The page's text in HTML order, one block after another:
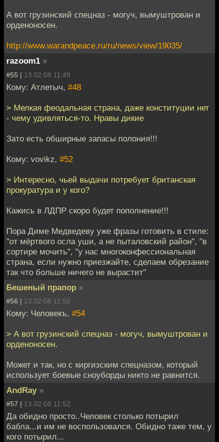
А вот грузинский спецназ - могуч, вымуштрован и
орденоносен.
http://www.warandpeace.ru/ru/news/view/19035/
razoom1 »
#55 | 13.02.08 11:49
Кому: Атлетыч, #48
> Мелкая феодальная страна, даже конституции нет
- чему удивляться-то. Нравы дикие
Зато есть обширные запасы полония!!!
Кому: vovikz, #52
> Интересно, чьей выдачи потребует британская
прокуратура и у кого?
Кажись в ЛДПР скоро будет пополнение!!!
Пора Диме Медведеву уже фразы готовить в стиле:
"от мёртвого осла уши, а не пыталовский район", "в
сортире мочить", "у нас многоконфессиональная
страна, если нужно приезжайте, сделаем обрезание
так что больше ничего не вырастит"
Бешеный прапор »
#56 | 13.02.08 11:50
Кому: Человекъ, #54
> А вот грузинский спецназ - могуч, вымуштрован и
орденоносен.
Может и так, но с киргизским спецназом, который
использует боевые сноуборды никто не равнится.
AndRay »
#57 | 13.02.08 11:52
Да обидно просто..Человек столько потырил
бабла...и им не воспользовался. Обидно таже тем, у
кого потырил...